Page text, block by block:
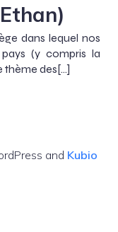
dans lequel nos
(y compris la
thème des[…]
and Kubio